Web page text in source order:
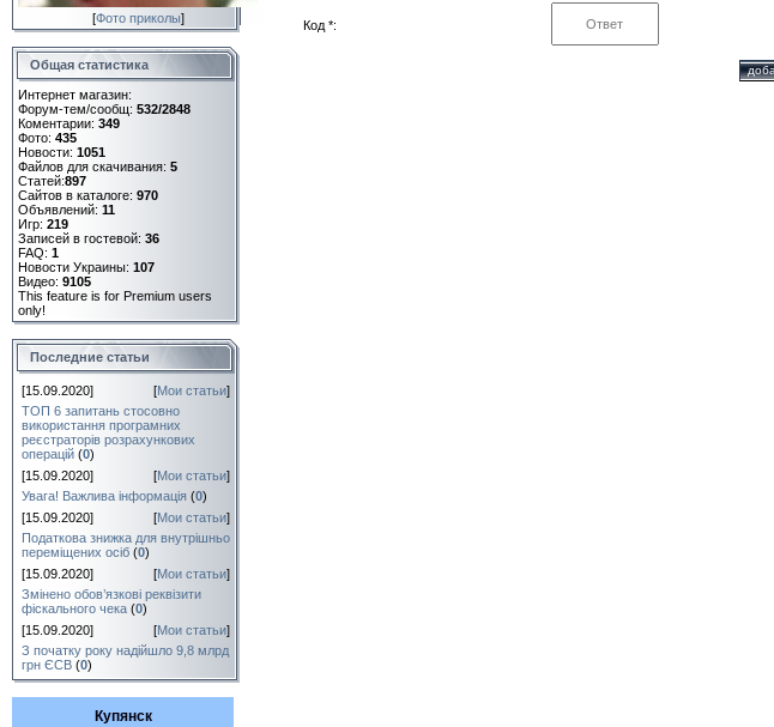
[Фото приколы]
Общая статистика
Интернет магазин:
Форум-тем/сообщ: 532/2848
Коментарии: 349
Фото: 435
Новости: 1051
Файлов для скачивания: 5
Статей:897
Сайтов в каталоге: 970
Объявлений: 11
Игр: 219
Записей в гостевой: 36
FAQ: 1
Новости Украины: 107
Видео: 9105
This feature is for Premium users
only!
Последние статьи
[15.09.2020] [Мои статьи]
ТОП 6 запитань стосовно
використання програмних
реєстраторів розрахункових
операцій (0)
[15.09.2020]
[Мои статьи]
Увага! Важлива інформація (0)
[15.09.2020]
[Мои статьи]
Податкова знижка для внутрішньо
переміщених осіб (0)
[15.09.2020]
[Мои статьи]
Змінено обов’язкові реквізити
фіскального чека (0)
[15.09.2020]
[Мои статьи]
З початку року надійшло 9,8 млрд
грн ЄСВ (0)
Купянск
Код *: